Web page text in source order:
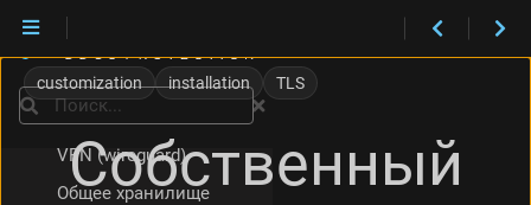
customization installation TLS
Собственный
Поиск
VM Appliance
Ansible
Режим кластера
VPN (wireguard)
Общее хранилище